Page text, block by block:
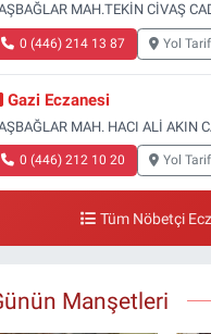
MAH.TEKİN CİVAŞ
0 (446) 214 13 87 Yol
Gazi Eczanesi
MAH. HACI ALİ AKIN
0 (446) 212 10 20 Yol
Tüm Nöbetçi
Manşetleri